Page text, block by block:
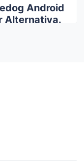
Android
Alternativa.